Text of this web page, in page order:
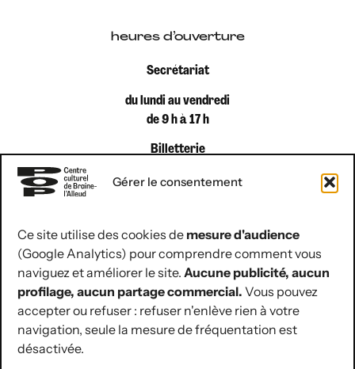
Gérer le consentement
Ce site utilise des cookies de mesure d'audience
(Google Analytics) pour comprendre comment vous
naviguez et améliorer le site. Aucune publicité, aucun
profilage, aucun partage commercial. Vous pouvez
accepter ou refuser : refuser n'enlève rien à votre
navigation, seule la mesure de fréquentation est
désactivée.
heures d’ouverture
Secrétariat
du lundi au vendredi
de 9 h à 17 h
Billetterie
du lundi au vendredi
coordonnées de contact
Rue Jules Hans 10
1420 Braine-l’Alleud
02 854 07 30